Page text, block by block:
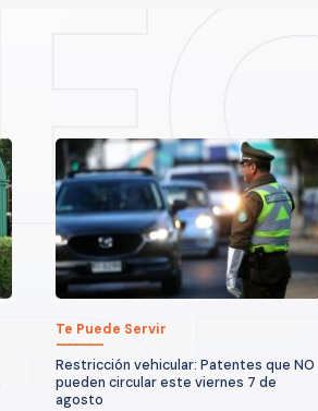
Te Puede Servir
Restricción vehicular: Patentes que NO
pueden circular este viernes 7 de
agosto